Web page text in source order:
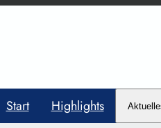
Start Highlights